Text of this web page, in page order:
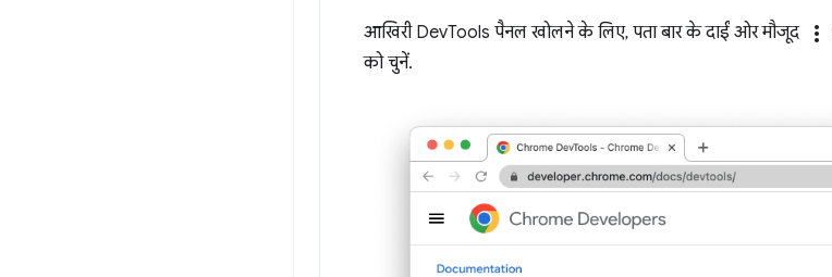
आखिरी DevTools पैनल खोलने के लिए, पता बार के दाईं ओर मौजूद more_vert
को चुनें.